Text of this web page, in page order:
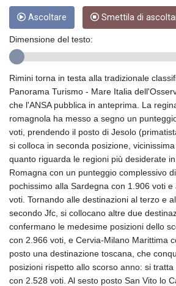
FJD
FKP
GGP
GHS
GIP
GMD
GNF
GTQ
GYD
HKD
HNL
HRK
HTG
HUF
IDR
ILS
IMP
INR
IQD
Ascoltare Smettila di
Dimensione del testo:
Rimini torna in testa alla tradizionale
Panorama Turismo - Mare Italia
che l'ANSA pubblica in anteprima. La
romagnola ha messo a segno un
voti, prendendo il posto di Jesolo
si colloca in seconda posizione,
quanto riguarda le regioni più desiderate
Romagna con un punteggio complessivo
pochissimo alla Sardegna con 1.906 voti
voti. Tornando alle destinazioni al terzo e
secondo Jfc, si collocano altre due
confermano le medesime posizioni dello
con 2.966 voti, e Cervia-Milano Marittima
posto una destinazione toscana, che
posizioni rispetto allo scorso anno: si tratta
con 2.528 voti. Al sesto posto San Vito lo